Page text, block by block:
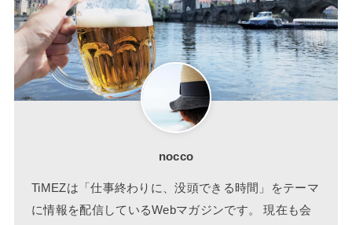
nocco
TiMEZは「仕事終わりに、没頭できる時間」をテーマ
に情報を配信しているWebマガジンです。 現在も会